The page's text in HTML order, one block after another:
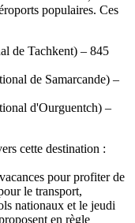
populaires. Ces
de Tachkent) – 845
de Samarcande) –
d'Ourguentch) –
cette destination :
pour profiter de
le transport,
nationaux et le jeudi
en règle